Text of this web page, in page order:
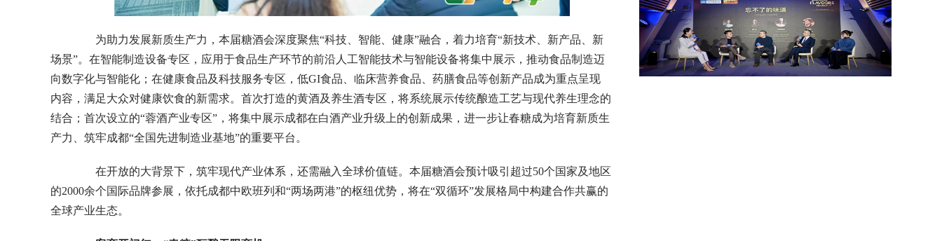
为助力发展新质生产力，本届糖酒会深度聚焦“科技、智能、健康”融合，着力培育“新技术、新产品、新
场景”。在智能制造设备专区，应用于食品生产环节的前沿人工智能技术与智能设备将集中展示，推动食品制造迈
向数字化与智能化；在健康食品及科技服务专区，低GI食品、临床营养食品、药膳食品等创新产品成为重点呈现
内容，满足大众对健康饮食的新需求。首次打造的黄酒及养生酒专区，将系统展示传统酿造工艺与现代养生理念的
结合；首次设立的“蓉酒产业专区”，将集中展示成都在白酒产业升级上的创新成果，进一步让春糖成为培育新质生
产力、筑牢成都“全国先进制造业基地”的重要平台。
在开放的大背景下，筑牢现代产业体系，还需融入全球价值链。本届糖酒会预计吸引超过50个国家及地区
的2000余个国际品牌参展，依托成都中欧班列和“两场两港”的枢纽优势，将在“双循环”发展格局中构建合作共赢的
全球产业生态。